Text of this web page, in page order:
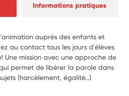
Informations pratiques
auprès des enfants et
au contact tous les jours d'élèves
Une mission avec une approche de
permet de libérer la parole dans
(harcèlement, égalité...)